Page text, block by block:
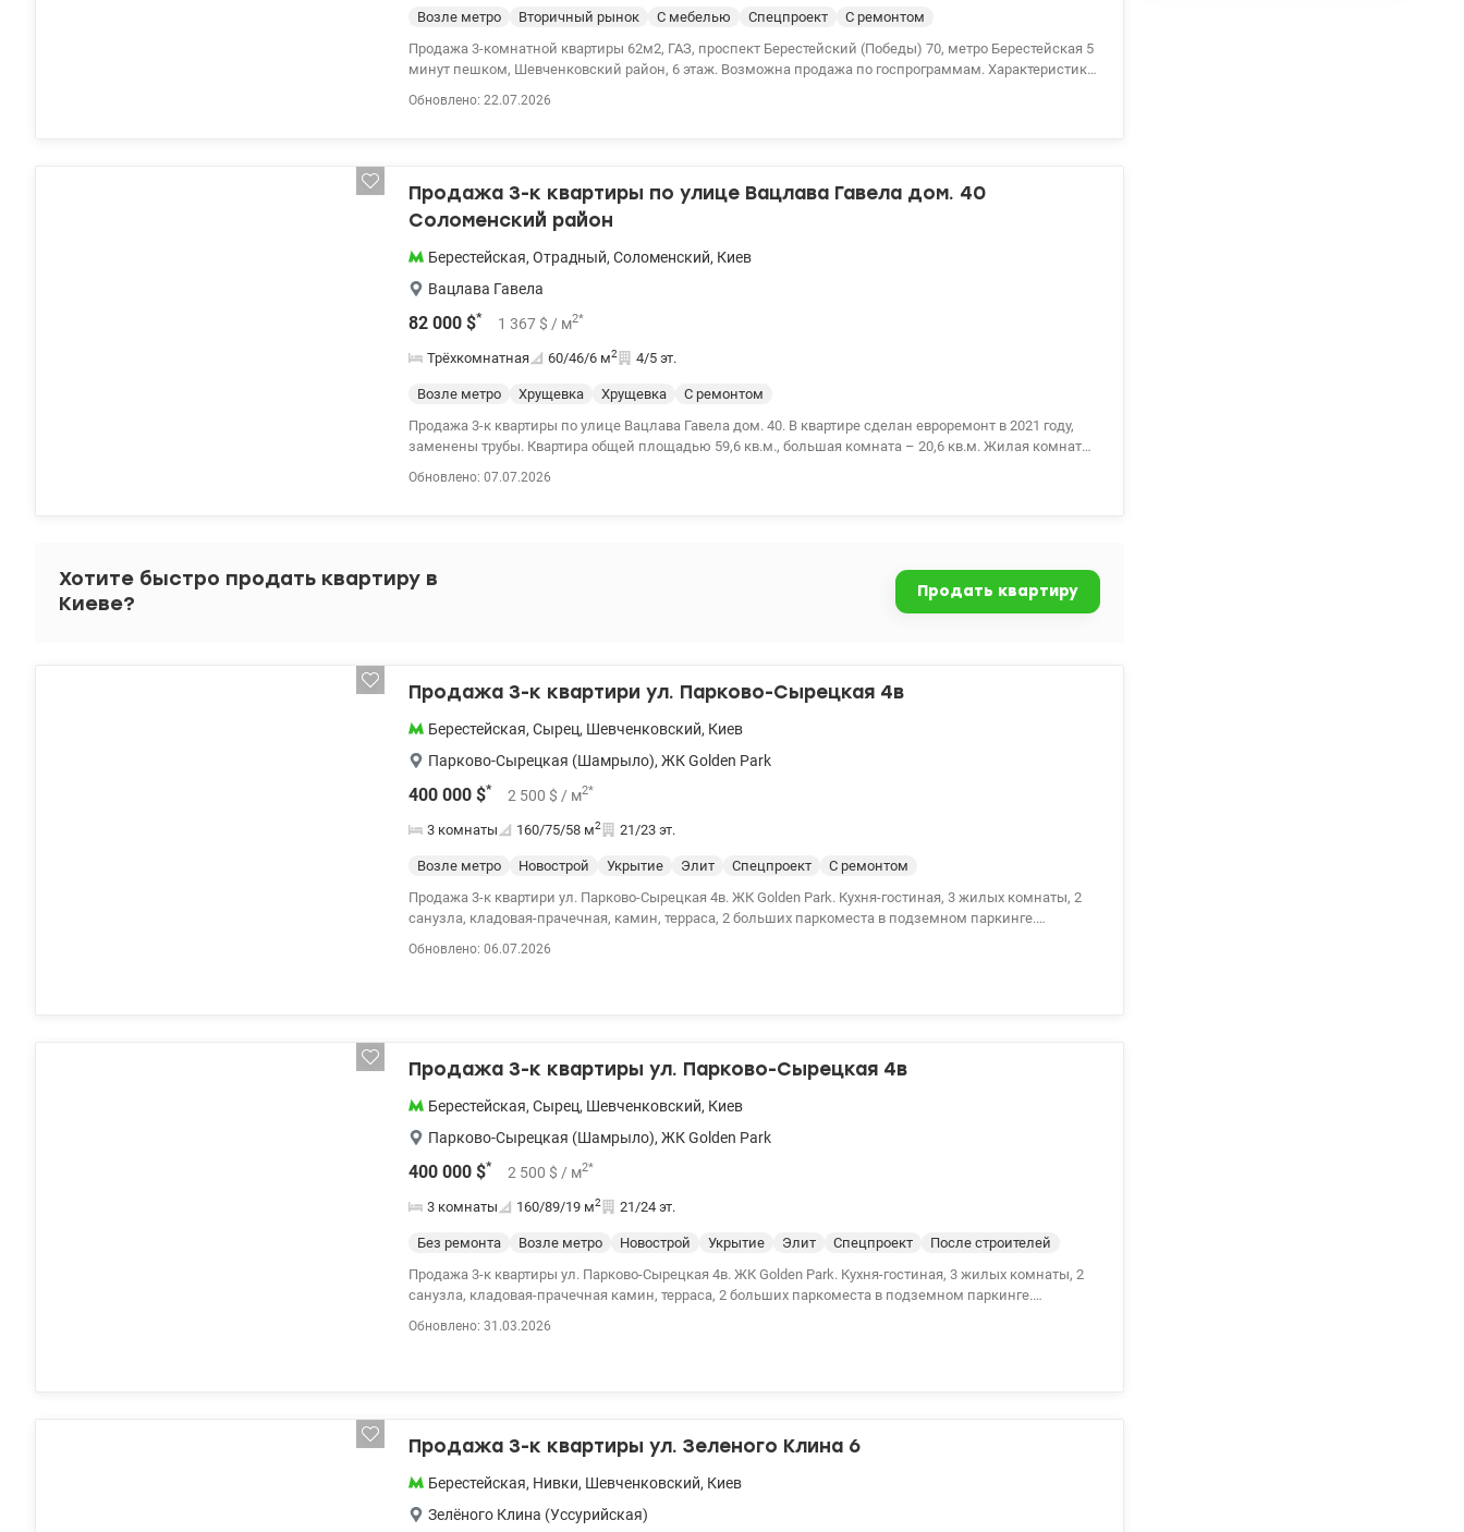
Возле метро Вторичный рынок С мебелью Спецпроект
С ремонтом
Продажа 3-комнатной квартиры 62м2, ГАЗ, проспект Берестейский (Победы) 70, метро Берестейская 5
минут пешком, Шевченковский район, 6 этаж. Возможна продажа по госпрограммам. Характеристики
просмотр. цена 90000у.е. 0937470721 Наталья Valion.ua/1143922
Обновлено: 22.07.2026
Продажа 3-к квартиры по улице Вацлава Гавела дом. 40
Соломенский район
Берестейская, Отрадный, Соломенский, Киев
Вацлава Гавела
82 000 $* 1 367 $ / м2*
Трёхкомнатная 60/46/6 м2 4/5 эт.
Возле метро Хрущевка Хрущевка
С ремонтом
Продажа 3-к квартиры по улице Вацлава Гавела дом. 40. В квартире сделан евроремонт в 2021 году,
заменены трубы. Квартира общей площадью 59,6 кв.м., большая комната – 20,6 кв.м. Жилая комната -
трамвая, остановка троллейбуса, автобуса, до быстрого трамвая 044 200 10 80 Valion.ua/1149628
Обновлено: 07.07.2026
Хотите быстро продать квартиру в
Киеве?
Продать квартиру
Продажа 3-к квартири ул. Парково-Сырецкая 4в
Берестейская, Сырец, Шевченковский, Киев
Парково-Сырецкая (Шамрыло), ЖК Golden Park
400 000 $* 2 500 $ / м2*
3 комнаты 160/75/58 м2 21/23 эт.
Возле метро Новострой Укрытие Элит Спецпроект
С ремонтом
Продажа 3-к квартири ул. Парково-Сырецкая 4в. ЖК Golden Park. Кухня-гостиная, 3 жилых комнаты, 2
санузла, кладовая-прачечная, камин, терраса, 2 больших паркоместа в подземном паркинге.
Обновлено: 06.07.2026
Продажа 3-к квартиры ул. Парково-Сырецкая 4в
Берестейская, Сырец, Шевченковский, Киев
Парково-Сырецкая (Шамрыло), ЖК Golden Park
400 000 $* 2 500 $ / м2*
3 комнаты 160/89/19 м2 21/24 эт.
Без ремонта Возле метро Новострой Укрытие Элит Спецпроект
После строителей
Продажа 3-к квартиры ул. Парково-Сырецкая 4в. ЖК Golden Park. Кухня-гостиная, 3 жилых комнаты, 2
санузла, кладовая-прачечная камин, терраса, 2 больших паркоместа в подземном паркинге.
Обновлено: 31.03.2026
Продажа 3-к квартиры ул. Зеленого Клина 6
Берестейская, Нивки, Шевченковский, Киев
Зелёного Клина (Уссурийская)